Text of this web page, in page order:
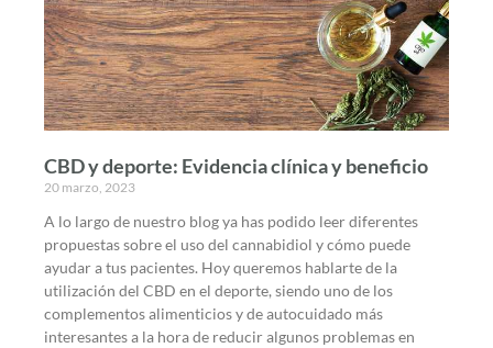
CBD y deporte: Evidencia clínica y beneficio
20 marzo, 2023
A lo largo de nuestro blog ya has podido leer diferentes
propuestas sobre el uso del cannabidiol y cómo puede
ayudar a tus pacientes. Hoy queremos hablarte de la
utilización del CBD en el deporte, siendo uno de los
complementos alimenticios y de autocuidado más
interesantes a la hora de reducir algunos problemas en